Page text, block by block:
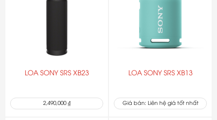
LOA SONY SRS XB23
2,490,000 ₫
LOA SONY SRS XB13
Giá bán: Liên hệ giá tốt nhất